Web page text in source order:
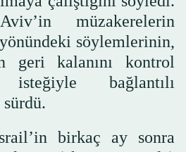
müzakerelerin
yönündeki söylemlerinin,
geri kalanını kontrol
bağlantılı
birkaç ay sonra